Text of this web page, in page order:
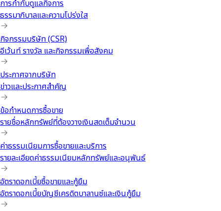
การกำกับดูแลกิจการ
ธรรมาภิบาลและความโปร่งใส
กิจกรรมบริษัท (CSR)
อีเว้นท์ รางวัล และกิจกรรมเพื่อสังคม
ประกาศจากบริษัท
ข่าวและประกาศสำคัญ
ข้อกำหนดการซื้อขาย
รายชื่อหลักทรัพย์ที่ต้องวางเงินสดเต็มจำนวน
ค่าธรรมเนียมการซื้อขายและบริการ
รายละเอียดค่าธรรมเนียมหลักทรัพย์และอนุพันธ์
อัตราดอกเบี้ยซื้อขายและกู้ยืม
อัตราดอกเบี้ยบัญชีเครดิตบาลานซ์และเงินกู้ยืม